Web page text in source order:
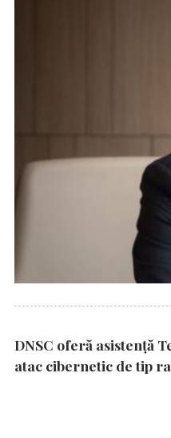
DNSC oferă asistență
atac cibernetic de tip